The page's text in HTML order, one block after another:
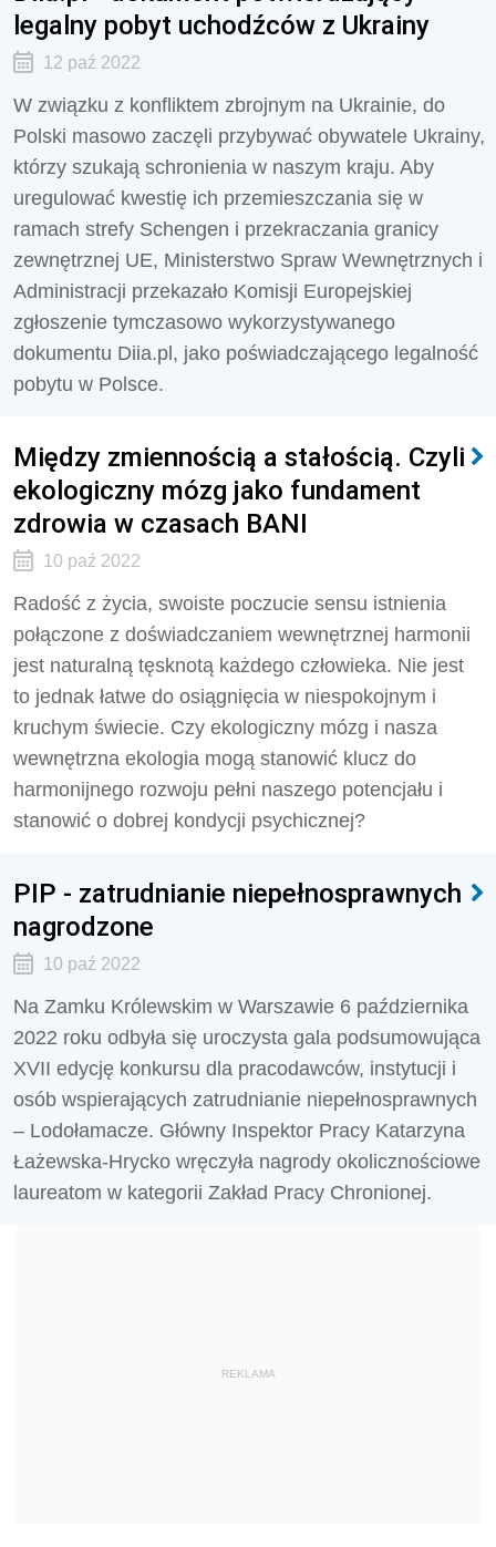
legalny pobyt uchodźców z Ukrainy
12 paź 2022
W związku z konfliktem zbrojnym na Ukrainie, do
Polski masowo zaczęli przybywać obywatele Ukrainy,
którzy szukają schronienia w naszym kraju. Aby
uregulować kwestię ich przemieszczania się w
ramach strefy Schengen i przekraczania granicy
zewnętrznej UE, Ministerstwo Spraw Wewnętrznych i
Administracji przekazało Komisji Europejskiej
zgłoszenie tymczasowo wykorzystywanego
dokumentu Diia.pl, jako poświadczającego legalność
pobytu w Polsce.
Między zmiennością a stałością. Czyli
ekologiczny mózg jako fundament
zdrowia w czasach BANI
10 paź 2022
Radość z życia, swoiste poczucie sensu istnienia
połączone z doświadczaniem wewnętrznej harmonii
jest naturalną tęsknotą każdego człowieka. Nie jest
to jednak łatwe do osiągnięcia w niespokojnym i
kruchym świecie. Czy ekologiczny mózg i nasza
wewnętrzna ekologia mogą stanowić klucz do
harmonijnego rozwoju pełni naszego potencjału i
stanowić o dobrej kondycji psychicznej?
PIP - zatrudnianie niepełnosprawnych
nagrodzone
10 paź 2022
Na Zamku Królewskim w Warszawie 6 października
2022 roku odbyła się uroczysta gala podsumowująca
XVII edycję konkursu dla pracodawców, instytucji i
osób wspierających zatrudnianie niepełnosprawnych
– Lodołamacze. Główny Inspektor Pracy Katarzyna
Łażewska-Hrycko wręczyła nagrody okolicznościowe
laureatom w kategorii Zakład Pracy Chronionej.
REKLAMA